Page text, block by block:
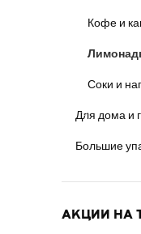
Кофе и
Соки и
Для дома и
Большие
АКЦИИ НА